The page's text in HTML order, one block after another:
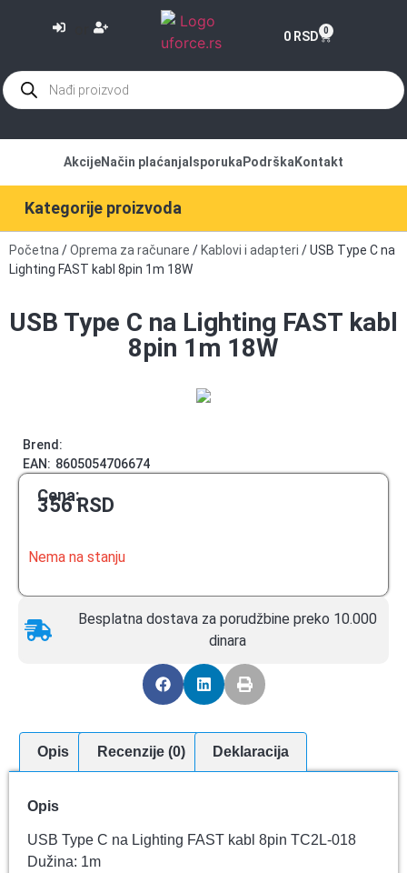
0 RSD 0
Kategorije proizvoda
AkcijeNačin plaćanja Isporuka Podrška Kontakt
Početna /Oprema za računare / Kablovi i adapteri / USB Type C na
Lighting FAST kabl 8pin 1m 18W
USB Type C na Lighting FAST kabl
8pin 1m 18W
Brend:
EAN: 8605054706674
Cena:
356RSD
Nema na stanju
Besplatna dostava za porudžbine preko 10.000
dinara
Opis Recenzije (0) Deklaracija
Opis
USB Type C na Lighting FAST kabl 8pin TC2L-018
Dužina: 1m